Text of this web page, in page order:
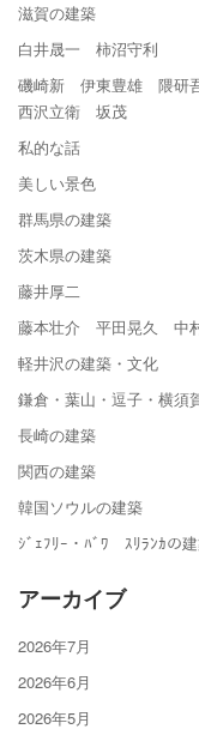
滋賀の建築
白井晟一 柿沼守利
磯崎新 伊東豊雄 隈
西沢立衛 坂茂
私的な話
美しい景色
群馬県の建築
茨木県の建築
藤井厚二
藤本壮介 平田晃久 中
軽井沢の建築・文化
鎌倉・葉山・逗子・横須
長崎の建築
関西の建築
韓国ソウルの建築
ｼﾞｪﾌﾘｰ・ﾊﾞﾜ ｽﾘﾗﾝｶの
アーカイブ
2026年7月
2026年6月
2026年5月